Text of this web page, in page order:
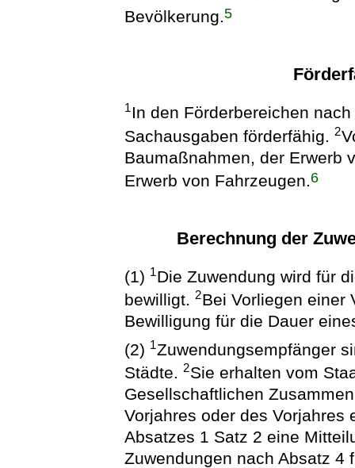
Bevölkerung.5
1In den Förderbereichen
Sachausgaben förderfähig.2
Baumaßnahmen, der Erwerb
Erwerb von Fahrzeugen.6
Berechnung der
(1) 1Die Zuwendung wird für
bewilligt.2Bei Vorliegen einer
Bewilligung für die Dauer
(2) 1Zuwendungsempfänger
Städte.2Sie erhalten vom
Gesellschaftlichen
Vorjahres oder des Vorjahres
Absatzes 1 Satz 2 eine
Zuwendungen nach Absatz 4